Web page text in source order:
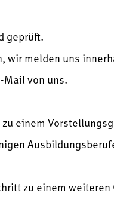
geprüft.
wir melden uns
Mail von uns.
einem
zu einem